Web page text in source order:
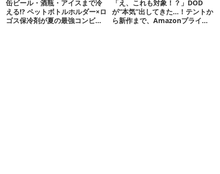
缶ビール・酒瓶・アイスまで冷
える!? ペットボトルホルダー×ロ
ゴス保冷剤が夏の最強コンビだ
「え、これも対象！？」DOD
が“本気”出してきた…！テントか
ら新作まで、Amazonプライム